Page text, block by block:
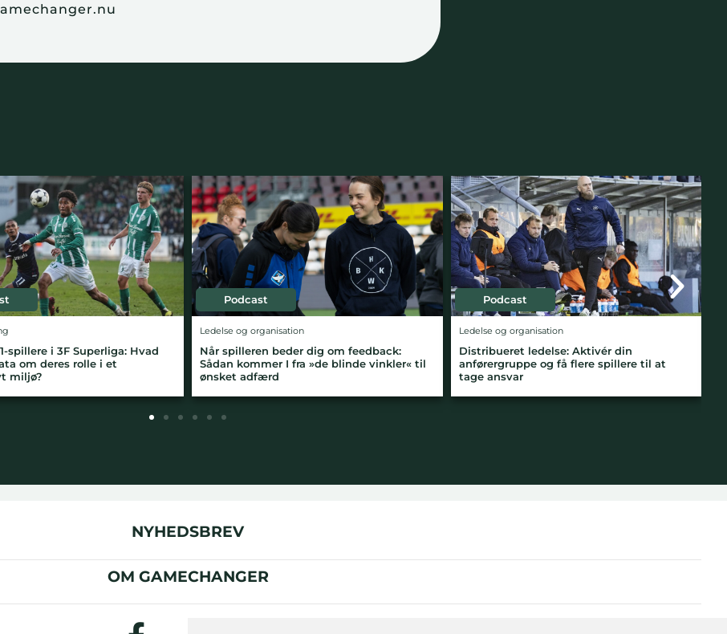
Podcast
Ledelse og organisation
Når spilleren beder dig om feedback:
Sådan kommer I fra »de blinde vinkler« til
ønsket adfærd
Podcast
Ledelse og organisation
Distribueret ledelse: Aktivér din
anførergruppe og få flere spillere til at
tage ansvar
Podcast
Ledelse og organisation
Teamflow er ikke »bare den rare
men nøglen til at præstere sammen
tid
NYHEDSBREV
OM GAMECHANGER